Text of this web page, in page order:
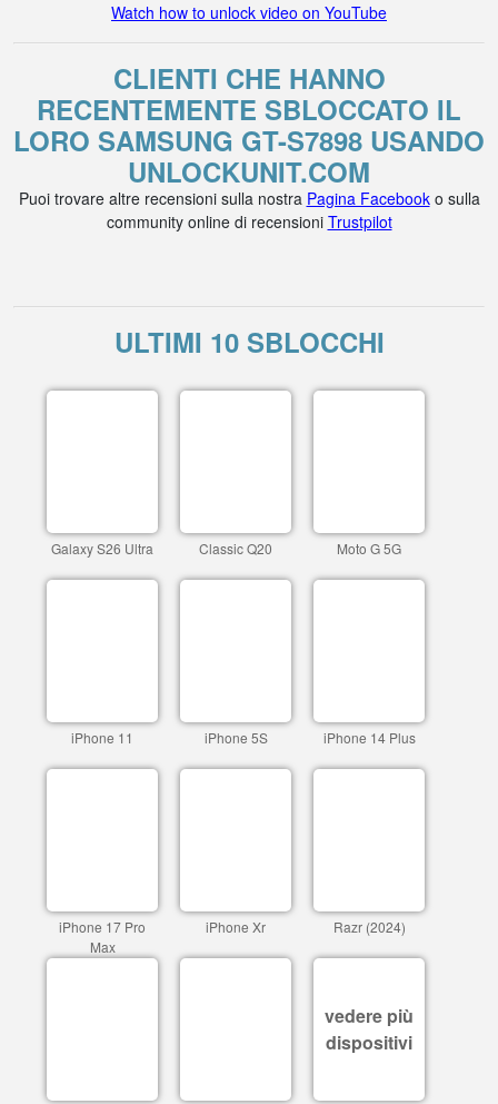
Watch how to unlock video on YouTube
CLIENTI CHE HANNO
RECENTEMENTE SBLOCCATO IL
LORO SAMSUNG GT-S7898 USANDO
UNLOCKUNIT.COM
Puoi trovare altre recensioni sulla nostra Pagina Facebooko sulla
community online di recensioni Trustpilot
ULTIMI 10 SBLOCCHI
Galaxy S26 Ultra Classic Q20 Moto G 5G
iPhone 11 iPhone 5S iPhone 14 Plus
iPhone 17 Pro
Max
iPhone Xr Razr (2024)
vedere più
dispositivi